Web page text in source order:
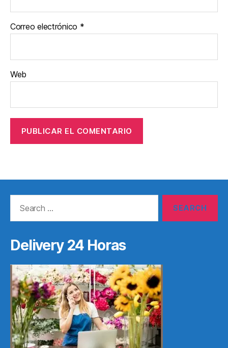
Correo electrónico *
Web
Delivery 24 Horas